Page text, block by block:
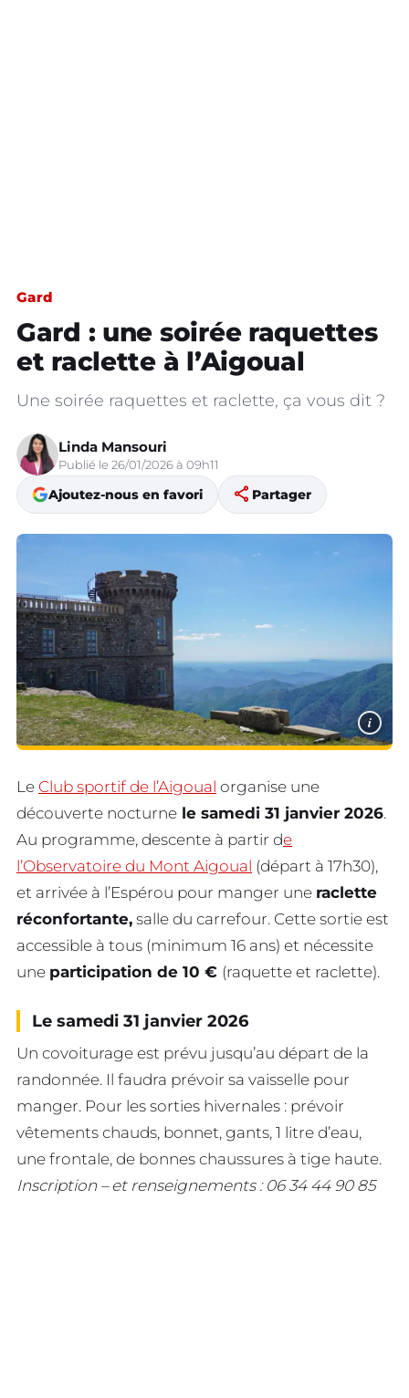
Gard
Gard : une soirée raquettes
et raclette à l’Aigoual
Une soirée raquettes et raclette, ça vous dit ?
Linda Mansouri
Publié le 26/01/2026 à 09h11
Ajoutez-nous en favori share Partager
i
Le Club sportif de l’Aigoual organise une
découverte nocturne le samedi 31 janvier 2026.
Au programme, descente à partir de
l’Observatoire du Mont Aigoual (départ à 17h30),
et arrivée à l’Espérou pour manger une raclette
réconfortante, salle du carrefour. Cette sortie est
accessible à tous (minimum 16 ans) et nécessite
une participation de 10 € (raquette et raclette).
Le samedi 31 janvier 2026
Un covoiturage est prévu jusqu’au départ de la
randonnée. Il faudra prévoir sa vaisselle pour
manger. Pour les sorties hivernales : prévoir
vêtements chauds, bonnet, gants, 1 litre d’eau,
une frontale, de bonnes chaussures à tige haute.
Inscription – et renseignements : 06 34 44 90 85